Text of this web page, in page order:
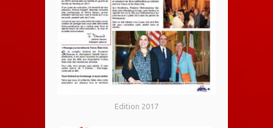
Edition 2017